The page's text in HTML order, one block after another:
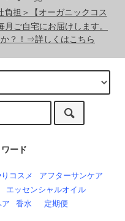
負担＞【オーガニックコス
ご自宅にお届けします。
？！⇒詳しくはこちら
ード
コスメ
アフターサンケア
エッセンシャルオイル
ア 香水 定期便